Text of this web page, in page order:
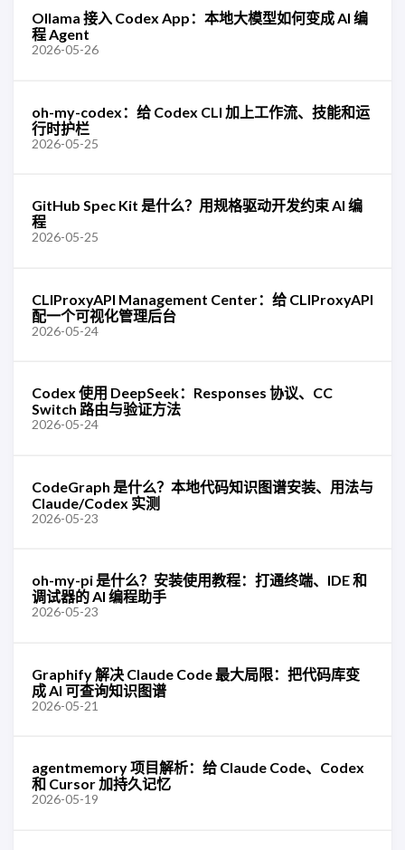
Ollama 接入 Codex App：本地大模型如何变成 AI 编
程 Agent
2026-05-26
oh-my-codex：给 Codex CLI 加上工作流、技能和运
行时护栏
2026-05-25
GitHub Spec Kit 是什么？用规格驱动开发约束 AI 编
程
2026-05-25
CLIProxyAPI Management Center：给 CLIProxyAPI
配一个可视化管理后台
2026-05-24
Codex 使用 DeepSeek：Responses 协议、CC
Switch 路由与验证方法
2026-05-24
CodeGraph 是什么？本地代码知识图谱安装、用法与
Claude/Codex 实测
2026-05-23
oh-my-pi 是什么？安装使用教程：打通终端、IDE 和
调试器的 AI 编程助手
2026-05-23
Graphify 解决 Claude Code 最大局限：把代码库变
成 AI 可查询知识图谱
2026-05-21
agentmemory 项目解析：给 Claude Code、Codex
和 Cursor 加持久记忆
2026-05-19